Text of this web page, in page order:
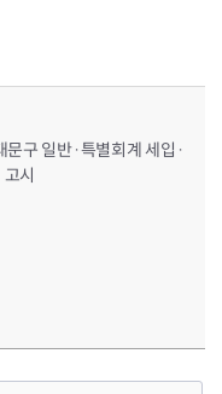
구 일반·특별회계 세입·
시